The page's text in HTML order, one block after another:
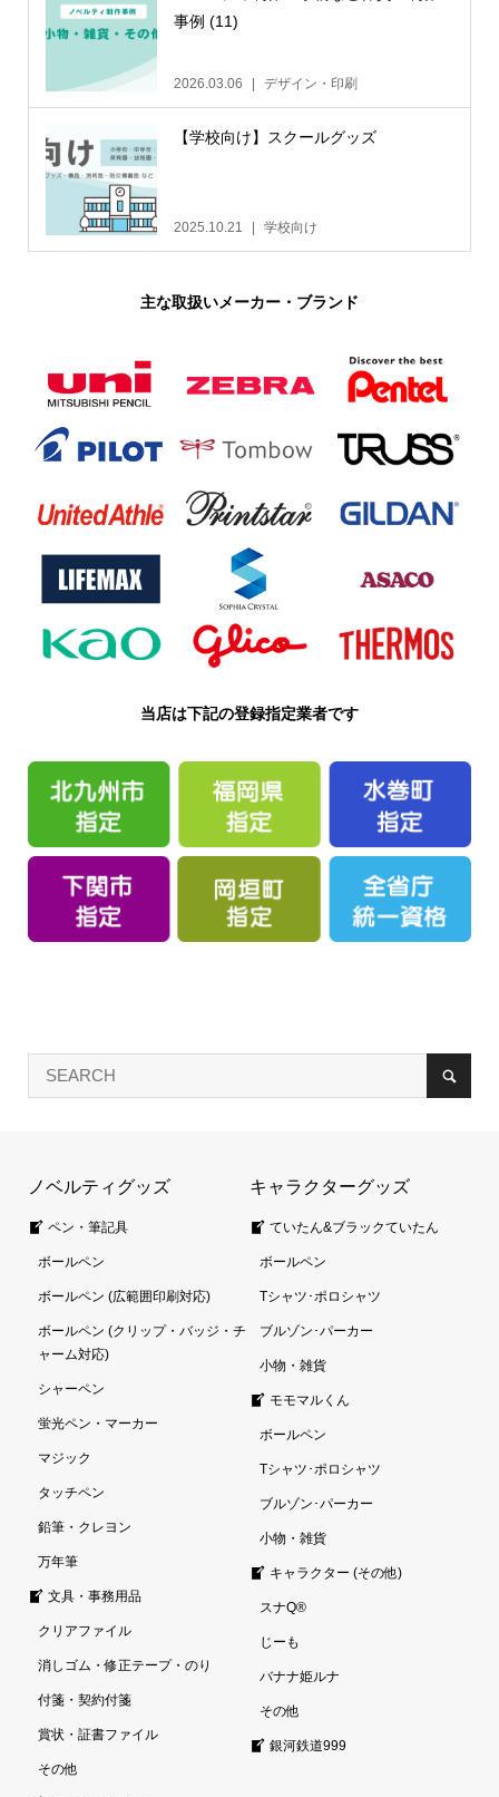
事例 (11)
2026.03.06 デザイン・印刷
【学校向け】スクールグッズ
2025.10.21 学校向け
主な取扱いメーカー・ブランド
当店は下記の登録指定業者です
ノベルティグッズ
ペン・筆記具
ボールペン
ボールペン (広範囲印刷対応)
ボールペン (クリップ・バッジ・チ
ャーム対応)
シャーペン
蛍光ペン・マーカー
マジック
タッチペン
鉛筆・クレヨン
万年筆
文具・事務用品
クリアファイル
消しゴム・修正テープ・のり
付箋・契約付箋
賞状・証書ファイル
その他
キャラクターグッズ
ていたん&ブラックていたん
ボールペン
Tシャツ･ポロシャツ
ブルゾン･パーカー
小物・雑貨
モモマルくん
ボールペン
Tシャツ･ポロシャツ
ブルゾン･パーカー
小物・雑貨
キャラクター (その他)
スナQ®
じーも
バナナ姫ルナ
その他
銀河鉄道999